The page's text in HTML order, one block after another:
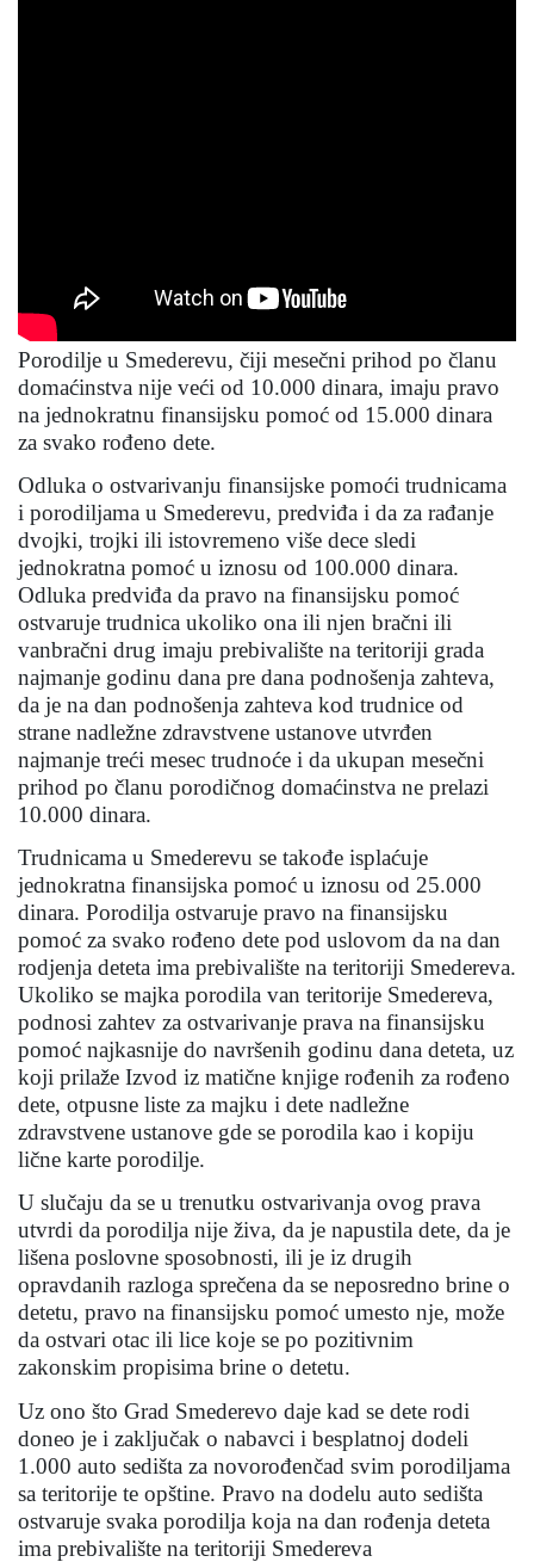
Porodilje u Smederevu, čiji mesečni prihod po članu
domaćinstva nije veći od 10.000 dinara, imaju pravo
na jednokratnu finansijsku pomoć od 15.000 dinara
za svako rođeno dete.
Odluka o ostvarivanju finansijske pomoći trudnicama
i porodiljama u Smederevu, predviđa i da za rađanje
dvojki, trojki ili istovremeno više dece sledi
jednokratna pomoć u iznosu od 100.000 dinara.
Odluka predviđa da pravo na finansijsku pomoć
ostvaruje trudnica ukoliko ona ili njen bračni ili
vanbračni drug imaju prebivalište na teritoriji grada
najmanje godinu dana pre dana podnošenja zahteva,
da je na dan podnošenja zahteva kod trudnice od
strane nadležne zdravstvene ustanove utvrđen
najmanje treći mesec trudnoće i da ukupan mesečni
prihod po članu porodičnog domaćinstva ne prelazi
10.000 dinara.
Trudnicama u Smederevu se takođe isplaćuje
jednokratna finansijska pomoć u iznosu od 25.000
dinara. Porodilja ostvaruje pravo na finansijsku
pomoć za svako rođeno dete pod uslovom da na dan
rodjenja deteta ima prebivalište na teritoriji Smedereva.
Ukoliko se majka porodila van teritorije Smedereva,
podnosi zahtev za ostvarivanje prava na finansijsku
pomoć najkasnije do navršenih godinu dana deteta, uz
koji prilaže Izvod iz matične knjige rođenih za rođeno
dete, otpusne liste za majku i dete nadležne
zdravstvene ustanove gde se porodila kao i kopiju
lične karte porodilje.
U slučaju da se u trenutku ostvarivanja ovog prava
utvrdi da porodilja nije živa, da je napustila dete, da je
lišena poslovne sposobnosti, ili je iz drugih
opravdanih razloga sprečena da se neposredno brine o
detetu, pravo na finansijsku pomoć umesto nje, može
da ostvari otac ili lice koje se po pozitivnim
zakonskim propisima brine o detetu.
Uz ono što Grad Smederevo daje kad se dete rodi
doneo je i zaključak o nabavci i besplatnoj dodeli
1.000 auto sedišta za novorođenčad svim porodiljama
sa teritorije te opštine. Pravo na dodelu auto sedišta
ostvaruje svaka porodilja koja na dan rođenja deteta
ima prebivalište na teritoriji Smedereva